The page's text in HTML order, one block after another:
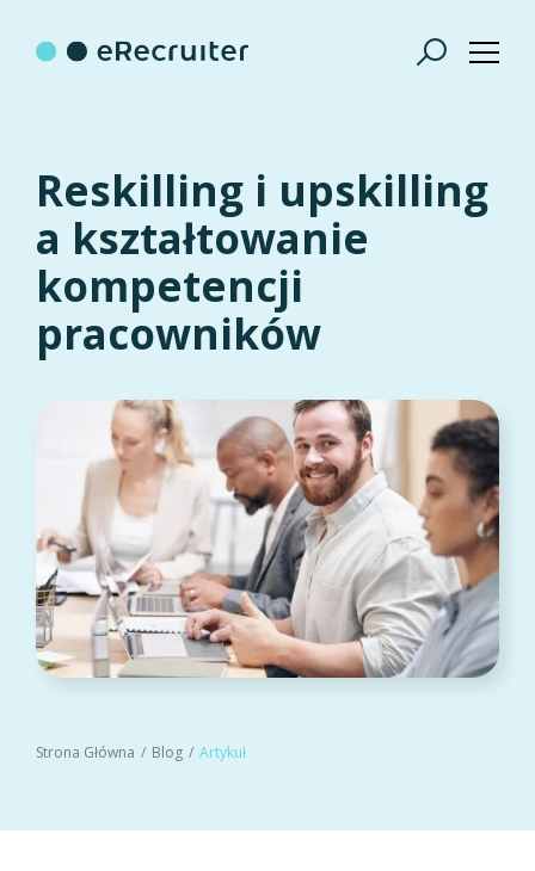
Reskilling i upskilling
a kształtowanie
kompetencji
pracowników
Strona Główna Blog Artykuł